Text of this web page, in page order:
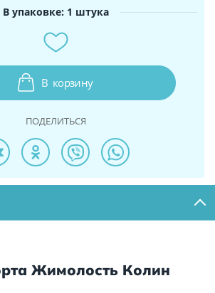
В упаковке: 1 штука
В корзину
ПОДЕЛИТЬСЯ
Жимолость Колин